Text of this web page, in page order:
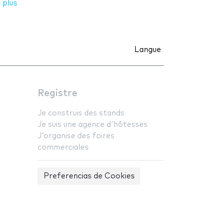
Langue
Registre
Je construis des stands
Je suis une agence d'hôtesses
J'organise des foires
commerciales
Preferencias de Cookies